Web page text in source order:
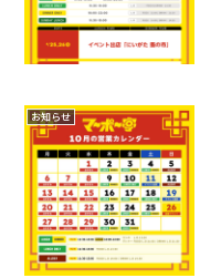
お知らせ